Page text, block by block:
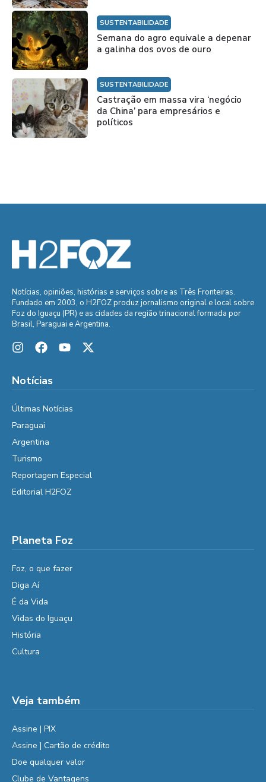
SUSTENTABILIDADE
Semana do agro equivale a depenar
a galinha dos ovos de ouro
SUSTENTABILIDADE
Castração em massa vira ‘negócio
da China’ para empresários e
políticos
Notícias, opiniões, histórias e serviços sobre as Três Fronteiras.
Fundado em 2003, o H2FOZ produz jornalismo original e local sobre
Foz do Iguaçu (PR) e as cidades da região trinacional formada por
Brasil, Paraguai e Argentina.
Notícias
Últimas Notícias
Paraguai
Argentina
Turismo
Reportagem Especial
Editorial H2FOZ
Planeta Foz
Foz, o que fazer
Diga Aí
É da Vida
Vidas do Iguaçu
História
Cultura
Veja também
Assine | PIX
Assine | Cartão de crédito
Doe qualquer valor
Clube de Vantagens